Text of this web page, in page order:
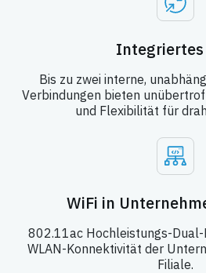
Integriertes
Bis zu zwei interne,
Verbindungen bieten
und Flexibilität für
WiFi in
802.11ac Hochleistungs-
WLAN-Konnektivität der
Filiale.